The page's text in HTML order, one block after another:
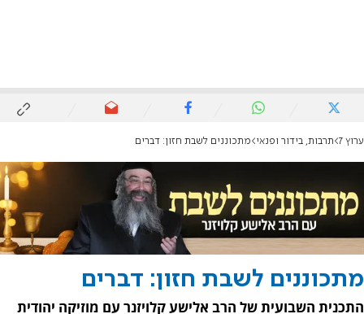
ערוץ 7 תרבות, בידור ופנאי מתכוננים לשבת חזון: דברים
מתכוננים לשבת חזון: דברים
התכנית השבועית של הרב אלישע קלויזנר עם מוזיקה יהודית